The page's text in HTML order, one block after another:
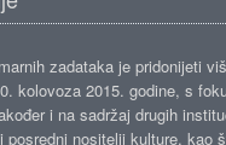
zadataka je pridonijeti
kolovoza 2015. godine, s
i na sadržaj drugih
posredni nositelji kulture, kao